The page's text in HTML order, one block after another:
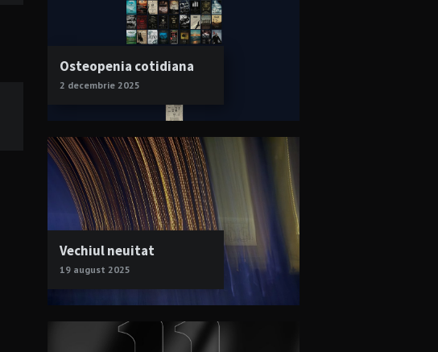
Osteopenia cotidiana
2 decembrie 2025
Vechiul neuitat
19 august 2025